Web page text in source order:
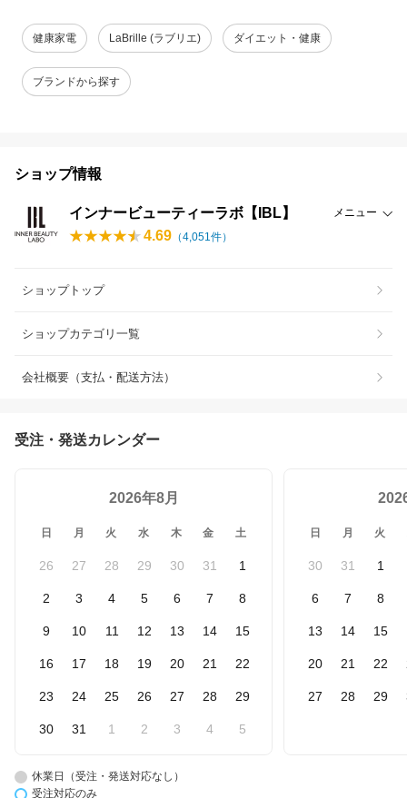
健康家電 LaBrille (ラブリエ) ダイエット・健康
ブランドから探す
ショップ情報
インナービューティーラボ【IBL】 メニュー
4.69 （4,051件）
ショップトップ
ショップカテゴリ一覧
会社概要（支払・配送方法）
受注・発送カレンダー
2026年8月
日 月 火 水 木 金 土
26 27 28 29 30 31 1
2 3 4 5 6 7 8
9 10 11 12 13 14 15
16 17 18 19 20 21 22
23 24 25 26 27 28 29
30 31 1 2 3 4 5
日 月 火
30 31 1
6 7 8
13 14 15
20 21 22
27 28 29
休業日（受注・発送対応なし）
受注対応のみ